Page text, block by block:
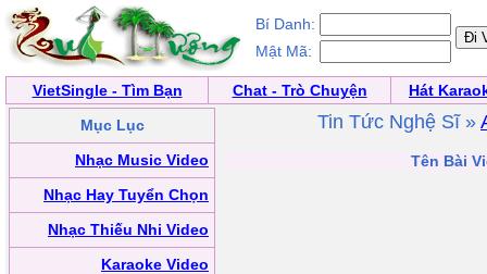
Bí Danh:
Mật Mã:
VietSingle - Tìm Bạn Chat - Trò Chuyện
Hát
Mục Lục
Nhạc Music Video
Nhạc Hay Tuyển Chọn
Nhạc Thiếu Nhi Video
Karaoke Video
Tin Tức Nghệ Sĩ »
Tên Bài